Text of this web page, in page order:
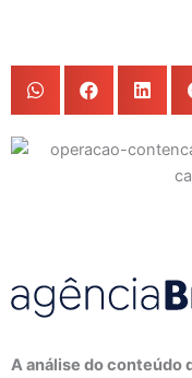
A análise do conteúdo